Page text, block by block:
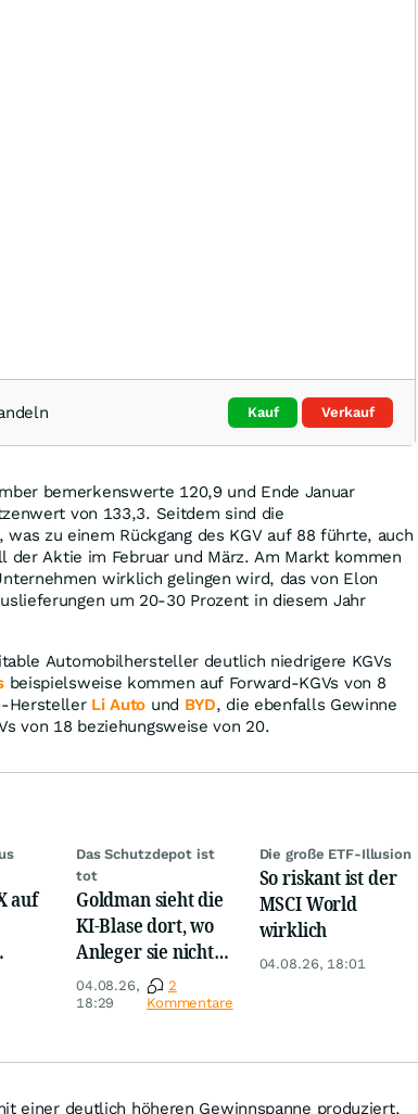
Kauf Verkauf
bemerkenswerte 120,9 und Ende Januar
von 133,3. Seitdem sind die
zu einem Rückgang des KGV auf 88 führte, auch
der Aktie im Februar und März. Am Markt kommen
wirklich gelingen wird, das von Elon
um 20-30 Prozent in diesem Jahr
Automobilhersteller deutlich niedrigere KGVs
beispielsweise kommen auf Forward-KGVs von 8
Hersteller Li Auto und BYD, die ebenfalls Gewinne
von 18 beziehungsweise von 20.
auf
Das Schutzdepot ist
tot
Goldman sieht die
KI-Blase dort, wo
Anleger sie nicht
suchen
04.08.26,
18:29
2
Kommentare
Die große ETF-Illusion
So riskant ist der
MSCI World
wirklich
04.08.26, 18:01
einer deutlich höheren Gewinnspanne produziert,